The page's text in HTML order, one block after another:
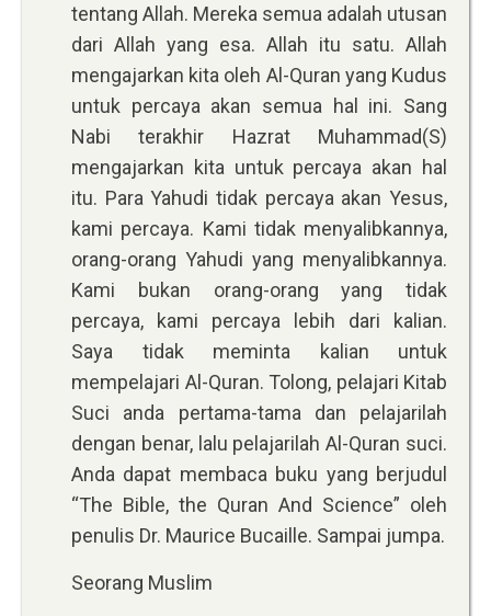
tentang Allah. Mereka semua adalah utusan
dari Allah yang esa. Allah itu satu. Allah
mengajarkan kita oleh Al-Quran yang Kudus
untuk percaya akan semua hal ini. Sang
Nabi terakhir Hazrat Muhammad(S)
mengajarkan kita untuk percaya akan hal
itu. Para Yahudi tidak percaya akan Yesus,
kami percaya. Kami tidak menyalibkannya,
orang-orang Yahudi yang menyalibkannya.
Kami bukan orang-orang yang tidak
percaya, kami percaya lebih dari kalian.
Saya tidak meminta kalian untuk
mempelajari Al-Quran. Tolong, pelajari Kitab
Suci anda pertama-tama dan pelajarilah
dengan benar, lalu pelajarilah Al-Quran suci.
Anda dapat membaca buku yang berjudul
“The Bible, the Quran And Science” oleh
penulis Dr. Maurice Bucaille. Sampai jumpa.
Seorang Muslim